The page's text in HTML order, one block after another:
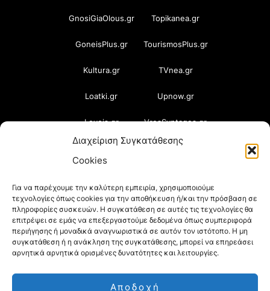
Διαχείριση Συγκατάθεσης
Cookies
Για να παρέχουμε την καλύτερη εμπειρία, χρησιμοποιούμε
τεχνολογίες όπως cookies για την αποθήκευση ή/και την πρόσβαση σε
πληροφορίες συσκευών. Η συγκατάθεση σε αυτές τις τεχνολογίες θα
επιτρέψει σε εμάς να επεξεργαστούμε δεδομένα όπως συμπεριφορά
περιήγησης ή μοναδικά αναγνωριστικά σε αυτόν τον ιστότοπο. Η μη
συγκατάθεση ή η ανάκληση της συγκατάθεσης, μπορεί να επηρεάσει
αρνητικά αρνητικά ορισμένες δυνατότητες και λειτουργίες.
Αποδοχή
GnosiGiaOlous.gr Topikanea.gr
GoneisPlus.gr TourismosPlus.gr
Kultura.gr TVnea.gr
Loatki.gr Upnow.gr
Loveis.gr VresSyntages.gr
ModernaGynaika.gr Xristianika.gr
Oikotropia.gr ZoumeSpiti.gr
Perepet.gr
Orama Group (Orama Group Μ.Ι.Κ.Ε.) |